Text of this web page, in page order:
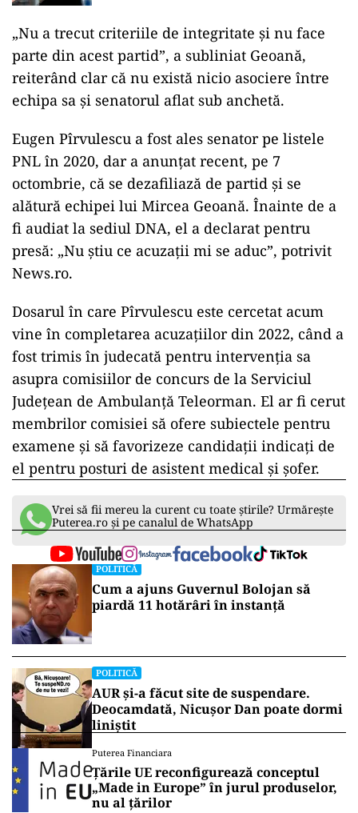
„Nu a trecut criteriile de integritate și nu face
parte din acest partid”, a subliniat Geoană,
reiterând clar că nu există nicio asociere între
echipa sa și senatorul aflat sub anchetă.
Eugen Pîrvulescu a fost ales senator pe listele
PNL în 2020, dar a anunțat recent, pe 7
octombrie, că se dezafiliază de partid și se
alătură echipei lui Mircea Geoană. Înainte de a
fi audiat la sediul DNA, el a declarat pentru
presă: „Nu știu ce acuzații mi se aduc”, potrivit
News.ro.
Dosarul în care Pîrvulescu este cercetat acum
vine în completarea acuzațiilor din 2022, când a
fost trimis în judecată pentru intervenția sa
asupra comisiilor de concurs de la Serviciul
Județean de Ambulanță Teleorman. El ar fi cerut
membrilor comisiei să ofere subiectele pentru
examene și să favorizeze candidații indicați de
el pentru posturi de asistent medical și șofer.
Vrei să fii mereu la curent cu toate știrile? Urmărește
Puterea.ro și pe canalul de WhatsApp
POLITICĂ
Cum a ajuns Guvernul Bolojan să
piardă 11 hotărâri în instanță
POLITICĂ
AUR și-a făcut site de suspendare.
Deocamdată, Nicușor Dan poate dormi
liniștit
Puterea Financiara
Țările UE reconfigurează conceptul
„Made in Europe” în jurul produselor,
nu al țărilor